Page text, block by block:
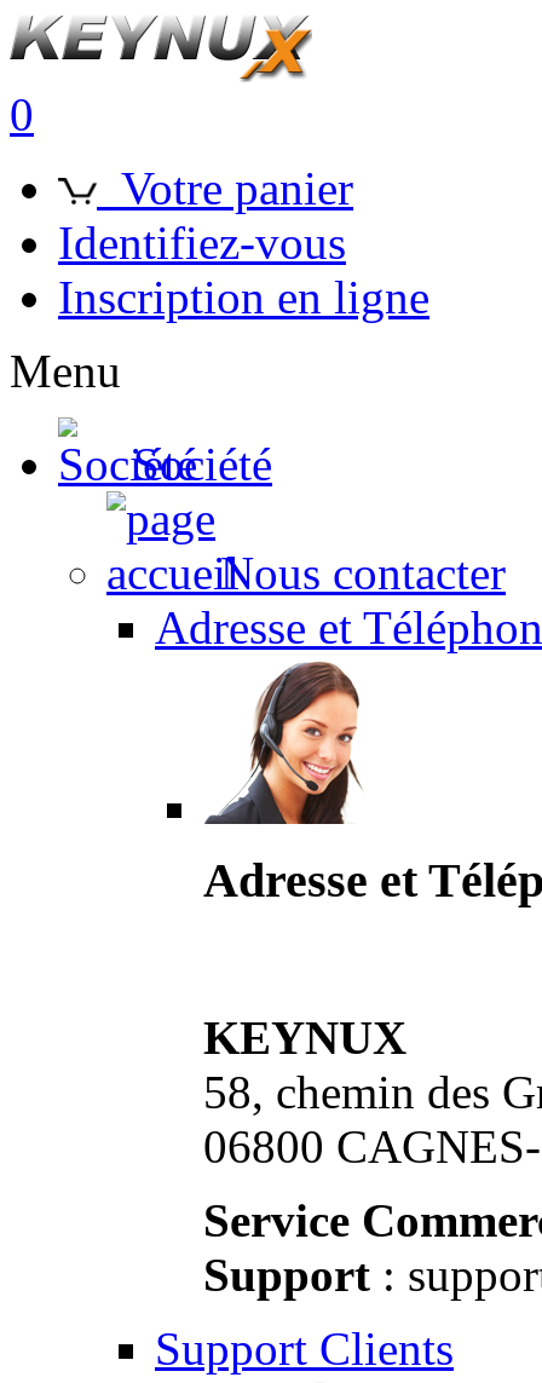
0
Votre panier
Identifiez-vous
Inscription en ligne
Menu
Société
Nous contacter
Adresse et
Adresse et
KEYNUX
58, chemin des
06800
Service
Support :
Support Clients